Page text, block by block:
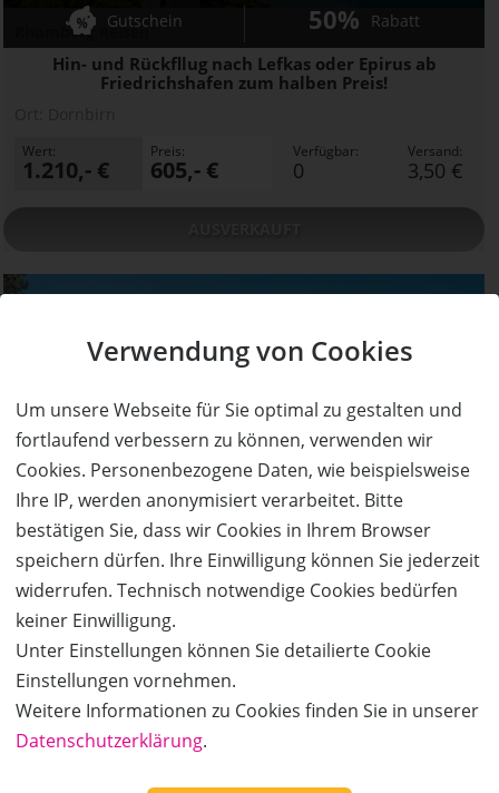
Verwendung von Cookies
Um unsere Webseite für Sie optimal zu gestalten und
fortlaufend verbessern zu können, verwenden wir
Cookies. Personenbezogene Daten, wie beispielsweise
Ihre IP, werden anonymisiert verarbeitet. Bitte
bestätigen Sie, dass wir Cookies in Ihrem Browser
speichern dürfen. Ihre Einwilligung können Sie jederzeit
widerrufen. Technisch notwendige Cookies bedürfen
keiner Einwilligung.
Unter Einstellungen können Sie detailierte Cookie
Einstellungen vornehmen.
Weitere Informationen zu Cookies finden Sie in unserer
Datenschutzerklärung.
Rhomberg Reisen
Hin- und Rückfllug nach Lefkas oder Epirus ab
Friedrichshafen zum halben Preis!
Gutschein 50% Rabatt
Wert:
1.210,- €
Preis:
605,- €
Verfügbar:
0
Versand:
3,50 €
Rhomberg Reisen
1 Woche Korsika für 2 Personen inkl Flug und
Unterkunft zum halben Preis!
AUSVERKAUFT
Gutschein 50% Rabatt
Ort:Dornbirn
Wert:
1.720,- €
Preis:
860,- €
Verfügbar: Versand:
AUSVERKAUFT